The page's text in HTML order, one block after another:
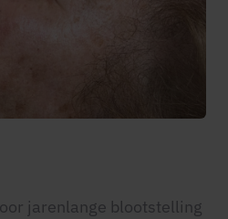
jarenlange blootstelling